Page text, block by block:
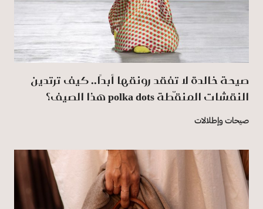
صيحة خالدة لا تفقد رونقها أبدًا.. كيف ترتدين
النقشات المنقّطة polka dots هذا الصيف؟
صيحات وإطلالات